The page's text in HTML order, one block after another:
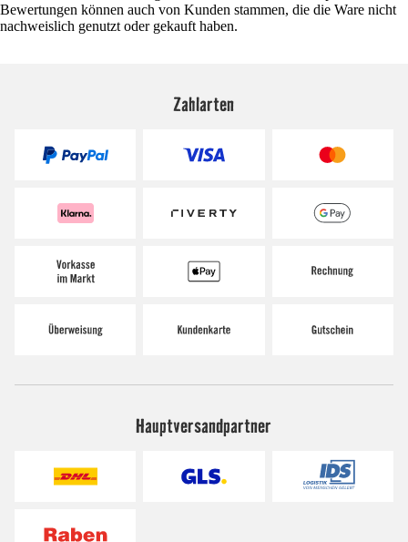
Bewertungen können auch von Kunden stammen, die die Ware nicht
nachweislich genutzt oder gekauft haben.
Zahlarten
Hauptversandpartner